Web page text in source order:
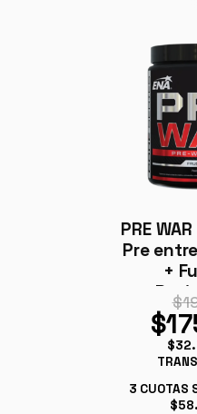
PRE
Pre
+
3 CUOTAS